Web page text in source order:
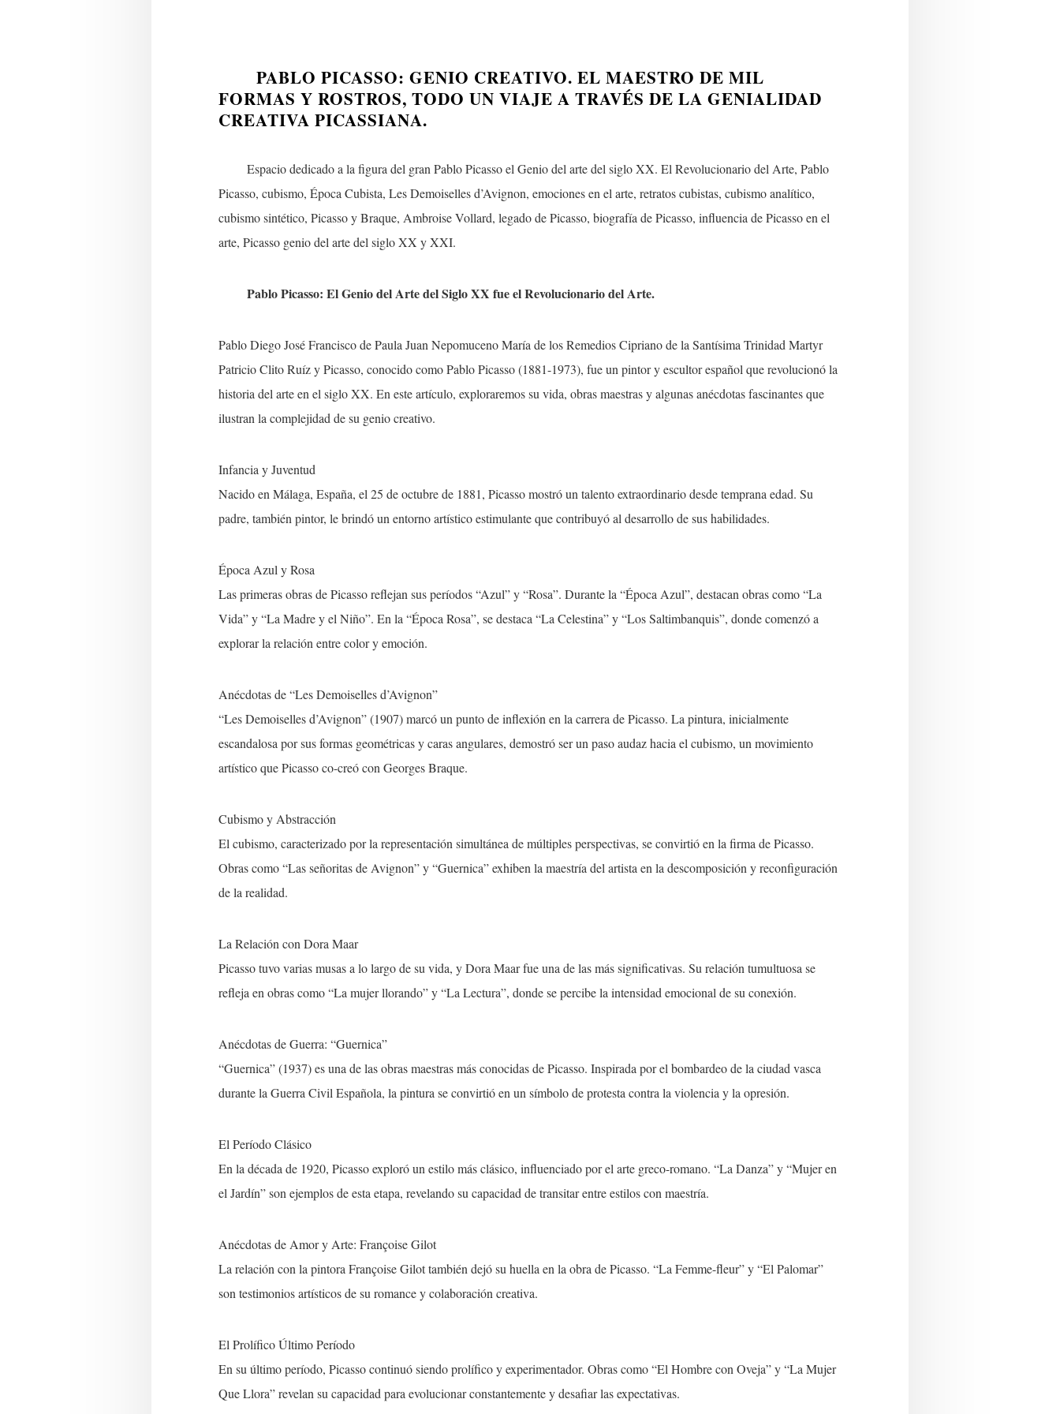
PABLO PICASSO: GENIO CREATIVO. EL MAESTRO DE MIL
FORMAS Y ROSTROS, TODO UN VIAJE A TRAVÉS DE LA GENIALIDAD
CREATIVA PICASSIANA.
Espacio dedicado a la figura del gran Pablo Picasso el Genio del arte del siglo XX. El Revolucionario del Arte, Pablo
Picasso, cubismo, Época Cubista, Les Demoiselles d’Avignon, emociones en el arte, retratos cubistas, cubismo analítico,
cubismo sintético, Picasso y Braque, Ambroise Vollard, legado de Picasso, biografía de Picasso, influencia de Picasso en el
arte, Picasso genio del arte del siglo XX y XXI.
Pablo Picasso: El Genio del Arte del Siglo XX fue el Revolucionario del Arte.
Pablo Diego José Francisco de Paula Juan Nepomuceno María de los Remedios Cipriano de la Santísima Trinidad Martyr
Patricio Clito Ruíz y Picasso, conocido como Pablo Picasso (1881-1973), fue un pintor y escultor español que revolucionó la
historia del arte en el siglo XX. En este artículo, exploraremos su vida, obras maestras y algunas anécdotas fascinantes que
ilustran la complejidad de su genio creativo.
Infancia y Juventud
Nacido en Málaga, España, el 25 de octubre de 1881, Picasso mostró un talento extraordinario desde temprana edad. Su
padre, también pintor, le brindó un entorno artístico estimulante que contribuyó al desarrollo de sus habilidades.
Época Azul y Rosa
Las primeras obras de Picasso reflejan sus períodos “Azul” y “Rosa”. Durante la “Época Azul”, destacan obras como “La
Vida” y “La Madre y el Niño”. En la “Época Rosa”, se destaca “La Celestina” y “Los Saltimbanquis”, donde comenzó a
explorar la relación entre color y emoción.
Anécdotas de “Les Demoiselles d’Avignon”
“Les Demoiselles d’Avignon” (1907) marcó un punto de inflexión en la carrera de Picasso. La pintura, inicialmente
escandalosa por sus formas geométricas y caras angulares, demostró ser un paso audaz hacia el cubismo, un movimiento
artístico que Picasso co-creó con Georges Braque.
Cubismo y Abstracción
El cubismo, caracterizado por la representación simultánea de múltiples perspectivas, se convirtió en la firma de Picasso.
Obras como “Las señoritas de Avignon” y “Guernica” exhiben la maestría del artista en la descomposición y reconfiguración
de la realidad.
La Relación con Dora Maar
Picasso tuvo varias musas a lo largo de su vida, y Dora Maar fue una de las más significativas. Su relación tumultuosa se
refleja en obras como “La mujer llorando” y “La Lectura”, donde se percibe la intensidad emocional de su conexión.
Anécdotas de Guerra: “Guernica”
“Guernica” (1937) es una de las obras maestras más conocidas de Picasso. Inspirada por el bombardeo de la ciudad vasca
durante la Guerra Civil Española, la pintura se convirtió en un símbolo de protesta contra la violencia y la opresión.
El Período Clásico
En la década de 1920, Picasso exploró un estilo más clásico, influenciado por el arte greco-romano. “La Danza” y “Mujer en
el Jardín” son ejemplos de esta etapa, revelando su capacidad de transitar entre estilos con maestría.
Anécdotas de Amor y Arte: Françoise Gilot
La relación con la pintora Françoise Gilot también dejó su huella en la obra de Picasso. “La Femme-fleur” y “El Palomar”
son testimonios artísticos de su romance y colaboración creativa.
El Prolífico Último Período
En su último período, Picasso continuó siendo prolífico y experimentador. Obras como “El Hombre con Oveja” y “La Mujer
Que Llora” revelan su capacidad para evolucionar constantemente y desafiar las expectativas.